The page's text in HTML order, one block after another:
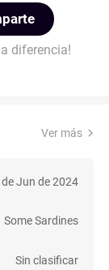
diferencia!
Ver más
Jun de 2024
Some Sardines
Sin clasificar